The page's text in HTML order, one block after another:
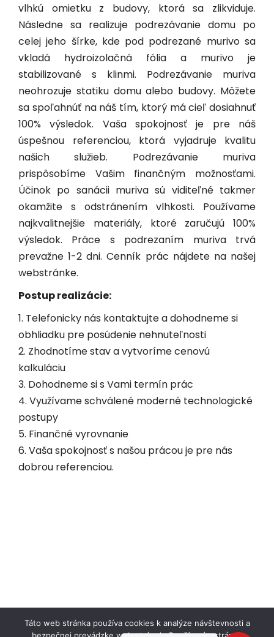
vlhkú omietku z budovy, ktorá sa zlikviduje.
Následne sa realizuje podrezávanie domu po
celej jeho šírke, kde pod podrezané murivo sa
vkladá hydroizolačná fólia a murivo je
stabilizované s klinmi. Podrezávanie muriva
neohrozuje statiku domu alebo budovy. Môžete
sa spoľahnúť na náš tím, ktorý má cieľ dosiahnuť
100% výsledok. Vaša spokojnosť je pre náš
úspešnou referenciou, ktorá vyjadruje kvalitu
našich služieb. Podrezávanie muriva
prispôsobíme Vašim finančným možnosťami.
Účinok po sanácii muriva sú viditeľné takmer
okamžite s odstránením vlhkosti. Používame
najkvalitnejšie materiály, ktoré zaručujú 100%
výsledok. Práce s podrezaním muriva trvá
prevažne 1-2 dni. Cenník prác nájdete na našej
webstránke.
Postup realizácie:
1. Telefonicky nás kontaktujte a dohodneme si
obhliadku pre posúdenie nehnuteľnosti
2. Zhodnotíme stav a vytvoríme cenovú
kalkuláciu
3. Dohodneme si s Vami termín prác
4. Využívame schválené moderné technologické
postupy
5. Finančné vyrovnanie
6. Vaša spokojnosť s našou prácou je pre nás
dobrou referenciou.
Táto web stránka používa cookies k analýze návštevnosti a